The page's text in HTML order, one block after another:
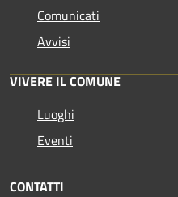
Comunicati
Avvisi
VIVERE IL COMUNE
Luoghi
Eventi
CONTATTI